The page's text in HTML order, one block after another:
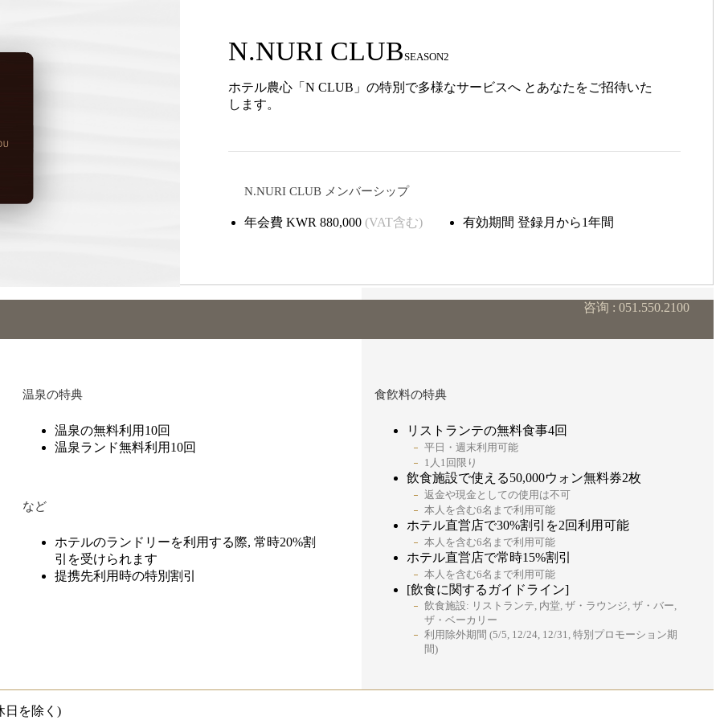
N.NURI CLUBSEASON2
ホテル農心「N CLUB」の特別で多様なサービスへ とあなたをご招待いた
します。
N.NURI CLUB メンバーシップ
年会費 KWR 880,000 (VAT含む) 有効期間 登録月から1年間
咨询 : 051.550.2100
温泉の特典
温泉の無料利用10回
温泉ランド無料利用10回
など
ホテルのランドリーを利用する際, 常時20%割
引を受けられます
提携先利用時の特別割引
食飮料の特典
リストランテの無料食事4回
平日・週末利用可能
1人1回限り
飲食施設で使える50,000ウォン無料券2枚
返金や現金としての使用は不可
本人を含む6名まで利用可能
ホテル直営店で30%割引を2回利用可能
本人を含む6名まで利用可能
ホテル直営店で常時15%割引
本人を含む6名まで利用可能
[飲食に関するガイドライン]
飲食施設: リストランテ, 内堂, ザ・ラウンジ, ザ・バー,
ザ・ベーカリー
利用除外期間 (5/5, 12/24, 12/31, 特別プロモーション期
間)
日を除く)